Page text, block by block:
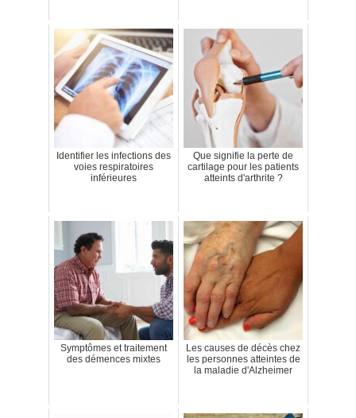
Identifier les infections des
voies respiratoires
inférieures
Que signifie la perte de
cartilage pour les patients
atteints d'arthrite ?
Symptômes et traitement
des démences mixtes
Les causes de décès chez
les personnes atteintes de
la maladie d'Alzheimer